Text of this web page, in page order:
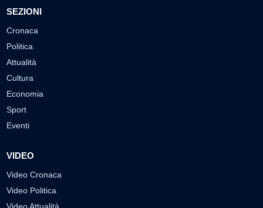
SEZIONI
Cronaca
Politica
Attualità
Cultura
Economia
Sport
Eventi
VIDEO
Video Cronaca
Video Politica